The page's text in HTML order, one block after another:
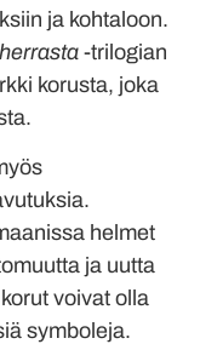
ja kohtaloon.
-trilogian
korusta, joka
helmet
ja uutta
voivat olla
symboleja.